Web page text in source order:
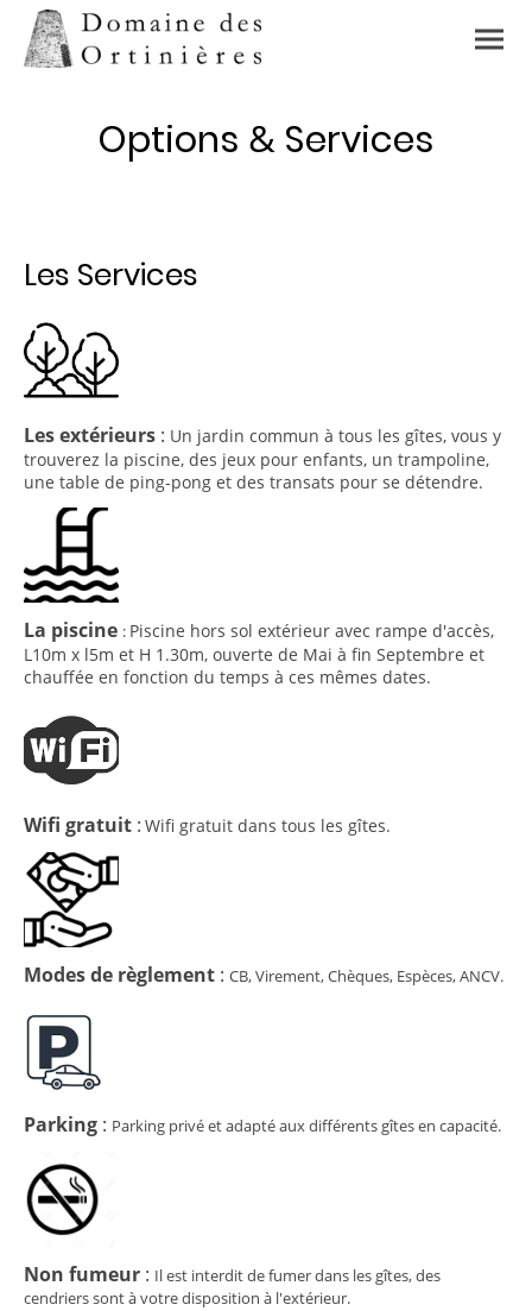
Options & Services
Les Services
Les extérieurs : Un jardin commun à tous les gîtes, vous y
trouverez la piscine, des jeux pour enfants, un trampoline,
une table de ping-pong et des transats pour se détendre.
La piscine : Piscine hors sol extérieur avec rampe d'accès,
L10m x l5m et H 1.30m, ouverte de Mai à fin Septembre et
chauffée en fonction du temps à ces mêmes dates.
Wifi gratuit : Wifi gratuit dans tous les gîtes.
Modes de règlement : CB, Virement, Chèques, Espèces, ANCV.
Parking : Parking privé et adapté aux différents gîtes en capacité.
Non fumeur : Il est interdit de fumer dans les gîtes, des
cendriers sont à votre disposition à l'extérieur.